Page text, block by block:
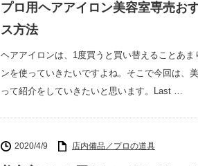
プロ用ヘアアイロン美容室専売お
ス方法
ヘアアイロンは、1度買うと買い替えることあ
ンを使っていきたいですよね。そこで今回は、
って紹介をしていきたいと思います。Last …
2020/4/9 店内備品／プロの道具